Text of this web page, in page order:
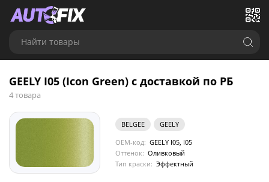
Найти товары
GEELY I05 (Icon Green) с доставкой по РБ
4 товара
BELGEE
GEELY
OEM-код: GEELY I05, I05
Оттенок: Оливковый
Тип краски: Эффектный